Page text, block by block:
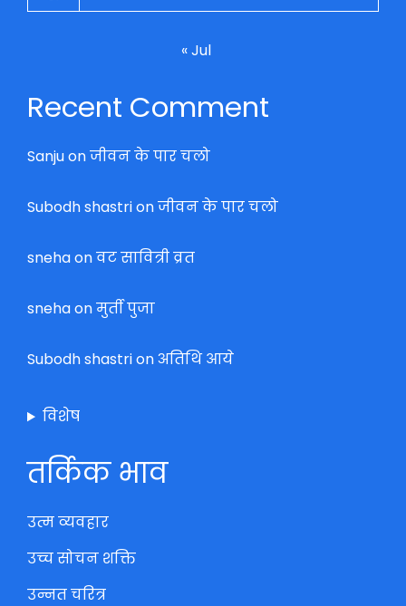
« Jul
Recent Comment
Sanjuonजीवन के पार चलो
Subodh shastrionजीवन के पार चलो
snehaonवट सावित्री व्रत
snehaonमुर्ती पुजा
Subodh shastrionअतिथि आये
विशेष
तर्किक भाव
उत्म व्यवहार
उच्च सोचन शक्ति
उन्नत चरित्र